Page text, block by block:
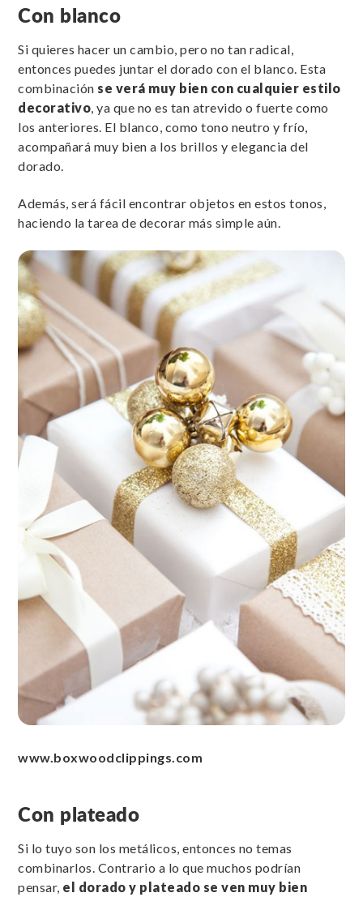
Con blanco
Si quieres hacer un cambio, pero no tan radical,
entonces puedes juntar el dorado con el blanco. Esta
combinación se verá muy bien con cualquier estilo
decorativo, ya que no es tan atrevido o fuerte como
los anteriores. El blanco, como tono neutro y frío,
acompañará muy bien a los brillos y elegancia del
dorado.
Además, será fácil encontrar objetos en estos tonos,
haciendo la tarea de decorar más simple aún.
www.boxwoodclippings.com
Con plateado
Si lo tuyo son los metálicos, entonces no temas
combinarlos. Contrario a lo que muchos podrían
pensar, el dorado y plateado se ven muy bien